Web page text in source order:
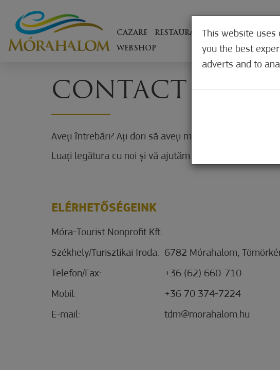
CAZARE RESTAURANTE EXPERIENȚE
WEBSHOP
CONTACT
Aveți întrebări? Ați dori să aveți mai multe informații
Luați legătura cu noi și vă ajutăm cu plăcere să
ELÉRHETŐSÉGEINK
Móra-Tourist Nonprofit Kft.
Székhely/Turisztikai Iroda: 6782 Mórahalom,
Telefon/Fax:
+36 (62) 660-710
Mobil:
+36 70 374-7224
E-mail:
tdm@morahalom.hu
This website
you the best
adverts and to